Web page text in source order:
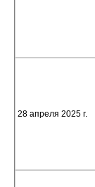
28 апреля 2025 г.